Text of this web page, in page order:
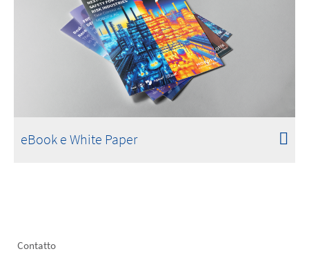
eBook e White Paper
Footer
Contatto